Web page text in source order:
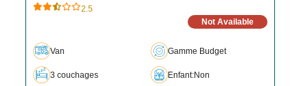
2.5
Not Available
Van Gamme Budget
3 couchages Enfant:Non